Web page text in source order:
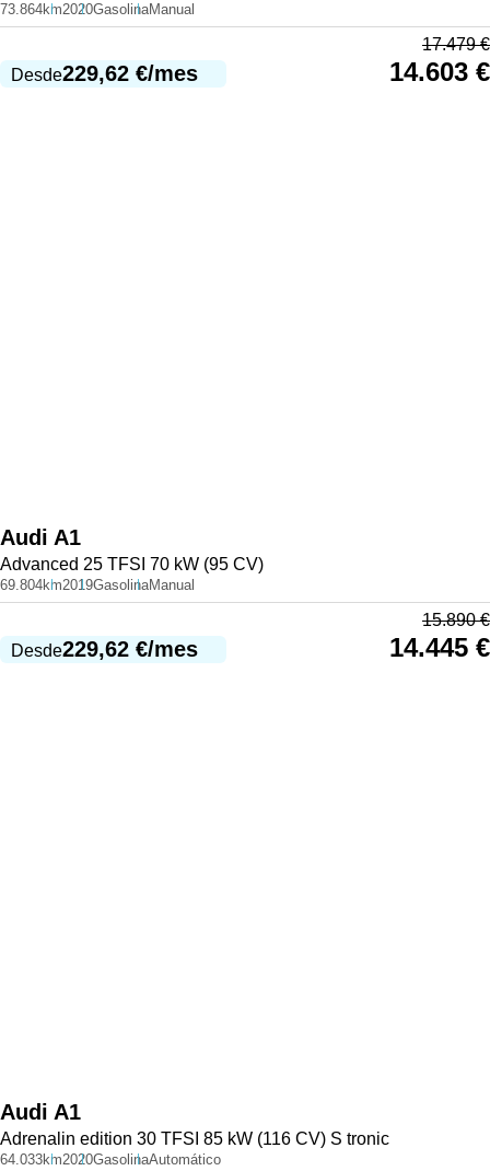
73.864km2020GasolinaManual
Desde229,62 €/mes
17.479€
14.603 €
Audi A1
Advanced 25 TFSI 70 kW (95 CV)
69.804km2019GasolinaManual
Desde229,62 €/mes
15.890€
14.445 €
Audi A1
Adrenalin edition 30 TFSI 85 kW (116 CV) S tronic
64.033km2020GasolinaAutomático